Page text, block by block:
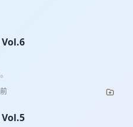
Vol.6
Vol.5